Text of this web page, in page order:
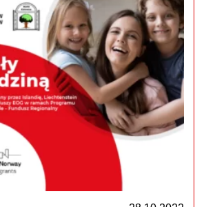
narzędzi